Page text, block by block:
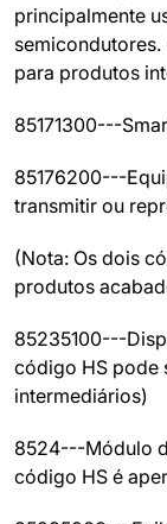
principalmente
para produtos
85171300---
85176200---
transmitir ou
(Nota: Os dois
produtos
85235100---
código HS pode
intermediários)
8524---Módulo
código HS é